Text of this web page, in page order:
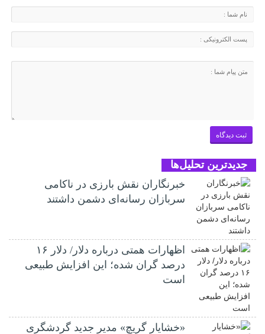
جدیدترین تحلیل‌ها
خبرنگاران نقش بارزی در ناکامی
سربازان رسانه‌ای دشمن داشتند
اظهارات همتی درباره دلار/ دلار ۱۶
درصد گران شده؛ این افزایش طبیعی
است
«خشایار گریچ» مدیر جدید گردشگری